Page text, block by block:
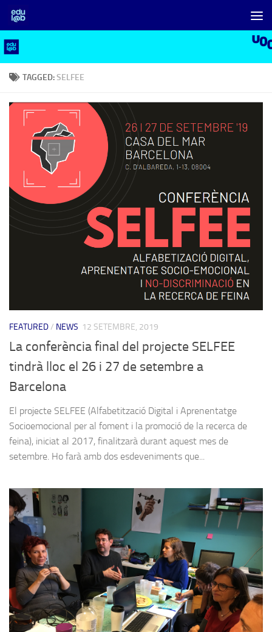
Skip to content
TAGGED:SELFEE
FEATURED/ NEWS 12 SETEMBRE, 2019
La conferència final del projecte SELFEE
tindrà lloc el 26 i 27 de setembre a
Barcelona
El projecte SELFEE (Alfabetització Digital i Aprenentatge
Socioemocional per al foment i la promoció de la recerca de
feina), iniciat al 2017, finalitzarà durant aquest mes de
setembre. Ho farà amb dos esdeveniments que...